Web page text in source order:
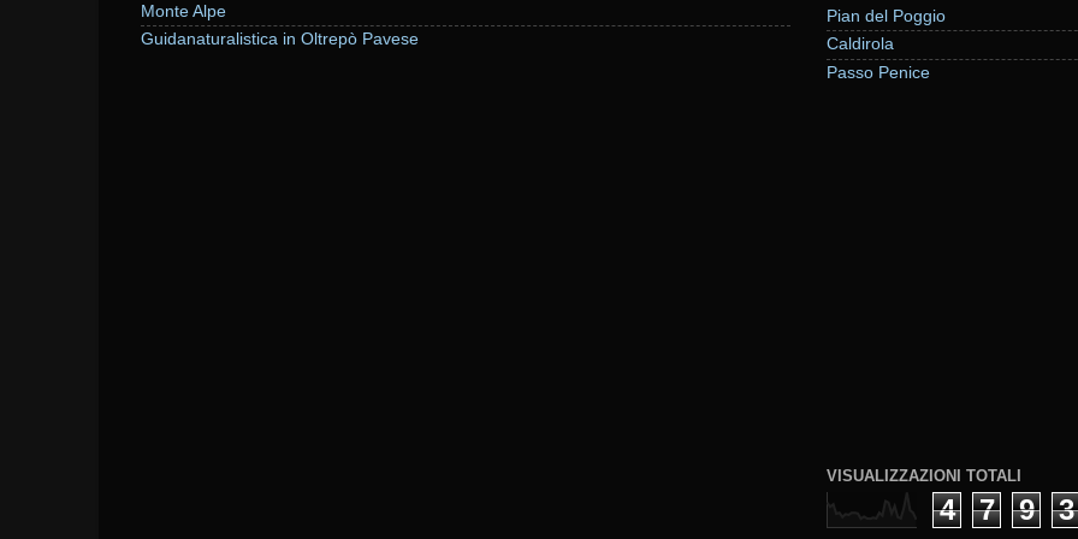
Monte Alpe
Guidanaturalistica in Oltrepò Pavese
Pian del Poggio
Caldirola
Passo Penice
VISUALIZZAZIONI TOTALI
4 7 9 3